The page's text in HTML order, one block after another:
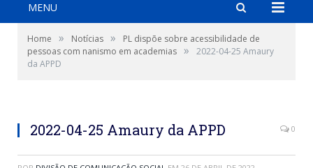
MENU
Home » Notícias »
PL dispõe sobre acessibilidade de
pessoas com nanismo em academias »
2022-04-25 Amaury
da APPD
2022-04-25 Amaury da APPD 0